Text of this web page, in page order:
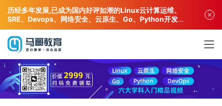
历经多年发展,已成为国内好评如潮的Linux云计算运维、
SRE、Devops、网络安全、云原生、Go、Python开发专
业人才培训机构!